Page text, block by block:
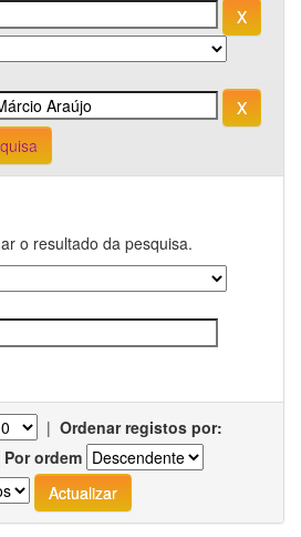
o resultado da pesquisa.
| Ordenar registos por:
Por ordem